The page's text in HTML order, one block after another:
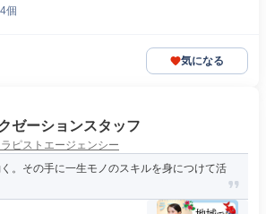
個
気になる
ゼーションスタッフ
ピストエージェンシー
。その手に一生モノのスキルを身につけて活